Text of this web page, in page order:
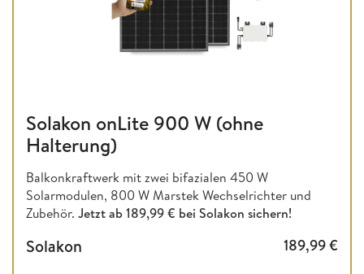
Solakon onLite 900 W (ohne
Halterung)
Balkonkraftwerk mit zwei bifazialen 450 W
Solarmodulen, 800 W Marstek Wechselrichter und
Zubehör. Jetzt ab 189,99 € bei Solakon sichern!
Solakon 189,99€